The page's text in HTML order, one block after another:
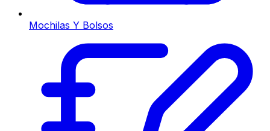
Mochilas Y Bolsos